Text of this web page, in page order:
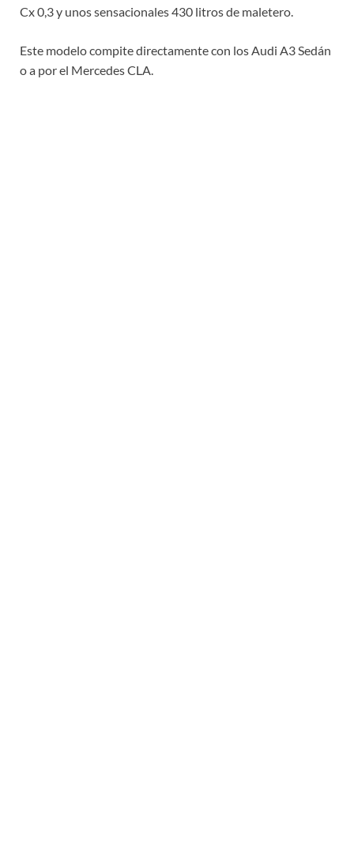
Cx 0,3 y unos sensacionales 430 litros de maletero.
Este modelo compite directamente con los Audi A3 Sedán
o a por el Mercedes CLA.